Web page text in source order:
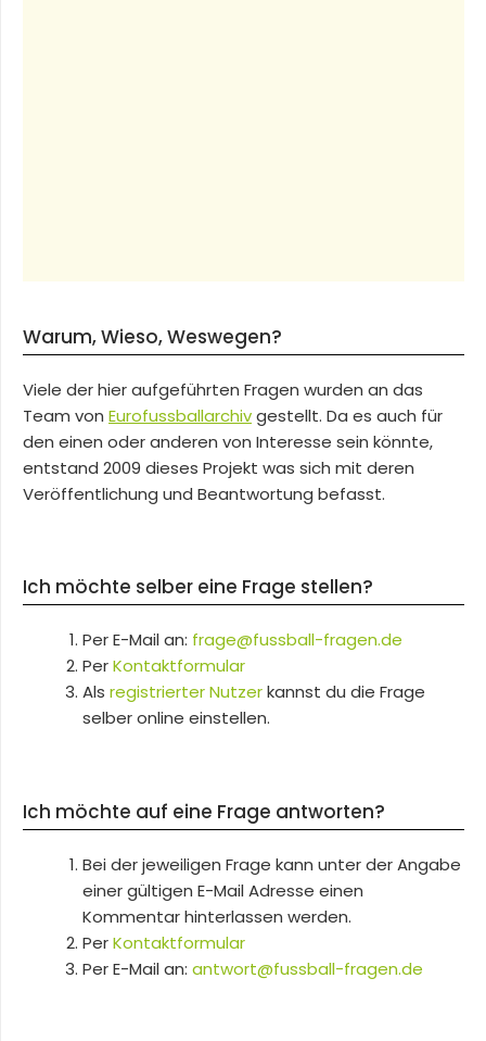
Warum, Wieso, Weswegen?
Viele der hier aufgeführten Fragen wurden an das
Team von Eurofussballarchivgestellt. Da es auch für
den einen oder anderen von Interesse sein könnte,
entstand 2009 dieses Projekt was sich mit deren
Veröffentlichung und Beantwortung befasst.
Ich möchte selber eine Frage stellen?
Per E-Mail an: frage@fussball-fragen.de
PerKontaktformular
Als registrierter Nutzerkannst du die Frage
selber online einstellen.
Ich möchte auf eine Frage antworten?
Bei der jeweiligen Frage kann unter der Angabe
einer gültigen E-Mail Adresse einen
Kommentar hinterlassen werden.
PerKontaktformular
Per E-Mail an: antwort@fussball-fragen.de